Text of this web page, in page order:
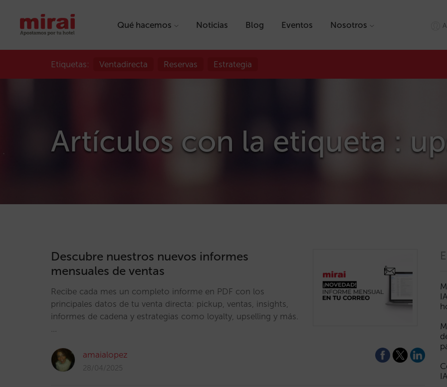
Qué hacemos Noticias Blog Eventos Nosotros
Etiquetas: Ventadirecta Reservas Estrategia
Artículos con la etiqueta :
Descubre nuestros nuevos informes
mensuales de ventas
Recibe cada mes un completo informe en PDF con los
principales datos de tu venta directa: pickup, ventas, insights,
informes de cadena y estrategias como loyalty, upselling y más.
…
amaialopez
28/04/2025